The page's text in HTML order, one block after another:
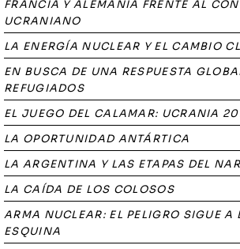
FRANCIA Y ALEMANIA FRENTE AL
UCRANIANO
LA ENERGÍA NUCLEAR Y EL CAMBIO
EN BUSCA DE UNA RESPUESTA
REFUGIADOS
EL JUEGO DEL CALAMAR: UCRANIA
LA OPORTUNIDAD ANTÁRTICA
LA ARGENTINA Y LAS ETAPAS DEL
LA CAÍDA DE LOS COLOSOS
ARMA NUCLEAR: EL PELIGRO SIGUE A
ESQUINA